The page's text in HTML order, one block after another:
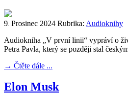
9. Prosinec 2024 Rubrika: Audioknihy
Audiokniha „V první linii“ vypráví o
Petra Pavla, který se později stal
→ Čtěte dále ...
Elon Musk